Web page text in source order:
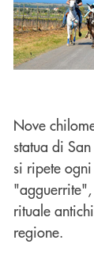
Nove
statua di
si ripete
rituale
regione.